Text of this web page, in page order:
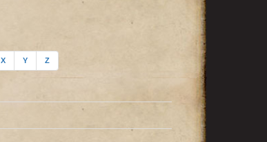
X Y Z